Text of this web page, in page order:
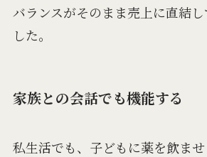
バランスがそのまま売上に直結
した。
家族との会話でも機能する
私生活でも、子どもに薬を飲ま